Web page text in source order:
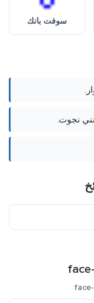
سوفت بانك
نجوت.